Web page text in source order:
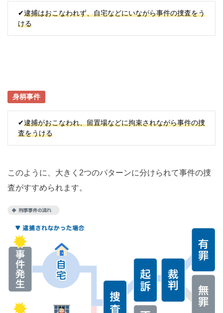
✔逮捕はおこなわれず、自宅などにいながら事件の捜査をう
ける
身柄事件
✔逮捕がおこなわれ、留置場などに拘束されながら事件の捜
査をうける
このように、大きく2つのパターンに分けられて事件の捜
査がすすめられます。